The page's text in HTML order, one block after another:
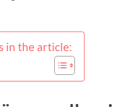
in the article: